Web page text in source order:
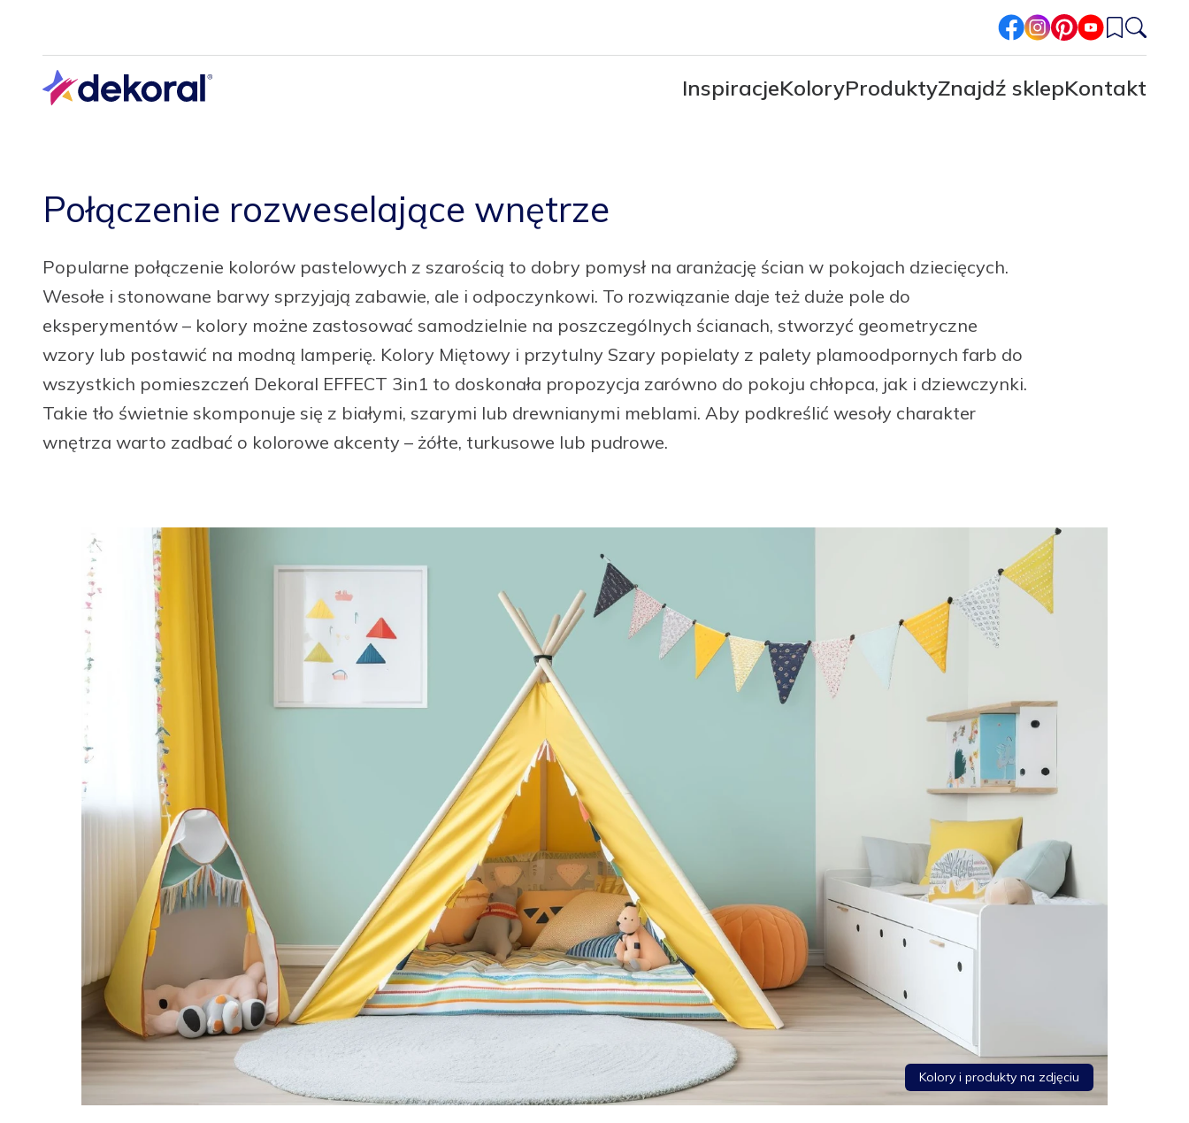
głównej
facebook
instagram
pinterest
youtube
InspiracjeKoloryProduktyZnajdź sklepKontakt
Połączenie rozweselające wnętrze
Popularne połączenie kolorów pastelowych z szarością to dobry pomysł na aranżację ścian w pokojach dziecięcych.
Wesołe i stonowane barwy sprzyjają zabawie, ale i odpoczynkowi. To rozwiązanie daje też duże pole do
eksperymentów – kolory możne zastosować samodzielnie na poszczególnych ścianach, stworzyć geometryczne
wzory lub postawić na modną lamperię. Kolory Miętowy i przytulny Szary popielaty z palety plamoodpornych farb do
wszystkich pomieszczeń Dekoral EFFECT 3in1 to doskonała propozycja zarówno do pokoju chłopca, jak i dziewczynki.
Takie tło świetnie skomponuje się z białymi, szarymi lub drewnianymi meblami. Aby podkreślić wesoły charakter
wnętrza warto zadbać o kolorowe akcenty – żółte, turkusowe lub pudrowe.
Kolory i produkty na zdjęciu